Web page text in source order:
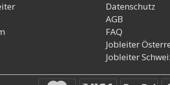
Datenschutz
AGB
FAQ
Jobleiter
Jobleiter